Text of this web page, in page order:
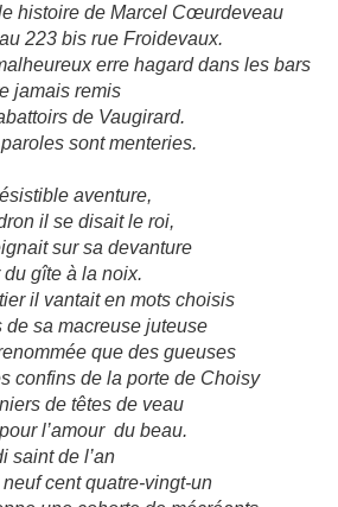
histoire de Marcel Cœurdeveau
223 bis rue Froidevaux.
erre hagard dans les bars
jamais remis
de Vaugirard.
sont menteries.
aventure,
il se disait le roi,
sur sa devanture
du gîte à la noix.
il vantait en mots choisis
de sa macreuse juteuse
que des gueuses
confins de la porte de Choisy
de têtes de veau
l’amour du beau.
saint de l’an
cent quatre-vingt-un